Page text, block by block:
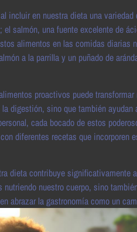
incluir en nuestra dieta una
salmón, una fuente excelente de
alimentos en las comidas diarias
a la parrilla y un puñado de
proactivos puede
digestión, sino que también
cada bocado de estos
diferentes recetas que incorporen
dieta contribuye significativamente
nuestro cuerpo, sino
abrazar la gastronomía como un